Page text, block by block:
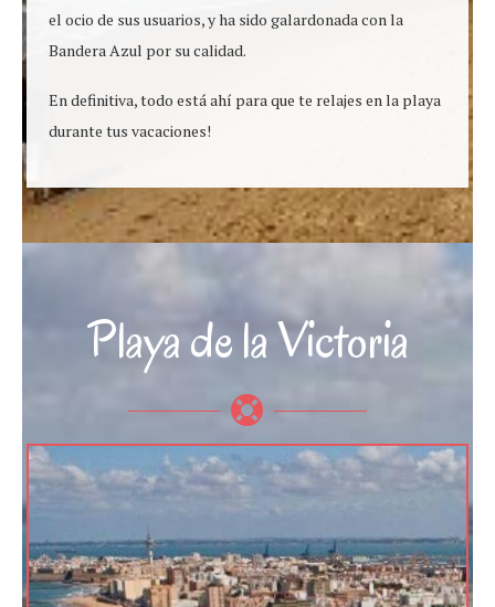
el ocio de sus usuarios, y ha sido galardonada con la
Bandera Azul por su calidad.
En definitiva, todo está ahí para que te relajes en la playa
durante tus vacaciones!
Playa de la Victoria